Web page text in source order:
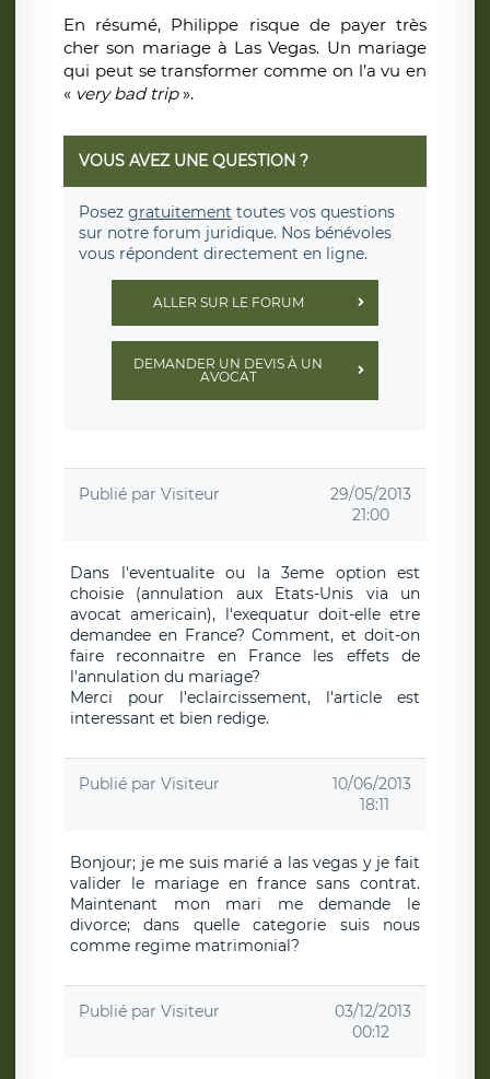
En résumé, Philippe risque de payer très
cher son mariage à Las Vegas. Un mariage
qui peut se transformer comme on l’a vu en
« very bad trip».
VOUS AVEZ UNE QUESTION ?
Posez gratuitement toutes vos questions
sur notre forum juridique. Nos bénévoles
vous répondent directement en ligne.
ALLER SUR LE FORUM
DEMANDER UN DEVIS À UN
AVOCAT
Publié par Visiteur
29/05/2013
21:00
Dans l'eventualite ou la 3eme option est
choisie (annulation aux Etats-Unis via un
avocat americain), l'exequatur doit-elle etre
demandee en France? Comment, et doit-on
faire reconnaitre en France les effets de
l'annulation du mariage?
Merci pour l'eclaircissement, l'article est
interessant et bien redige.
Publié par Visiteur
10/06/2013
18:11
Bonjour; je me suis marié a las vegas y je fait
valider le mariage en france sans contrat.
Maintenant mon mari me demande le
divorce; dans quelle categorie suis nous
comme regime matrimonial?
Publié par Visiteur
03/12/2013
00:12